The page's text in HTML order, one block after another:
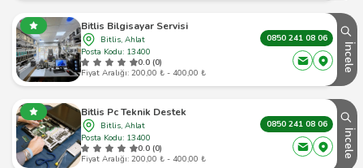
Bitlis Bilgisayar Servisi
Bitlis, Ahlat
Posta Kodu: 13400
0.0 (0)
Fiyat Aralığı: 200,00 ₺ - 400,00 ₺
0850 241 08 06
İncele
Bitlis Pc Teknik Destek
Bitlis, Ahlat
Posta Kodu: 13400
0.0 (0)
Fiyat Aralığı: 200,00 ₺ - 400,00 ₺
0850 241 08 06
İncele